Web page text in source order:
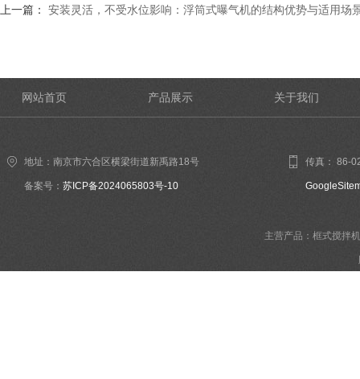
上一篇： 安装灵活，不受水位影响：浮筒式曝气机的结构优势与适用场
网站首页 产品展示 关于我们
地址：南京市六合区横梁街道新禹路18号
备案号： 苏ICP备2024065803号-10
传真： 86-
主营产品：框式搅拌